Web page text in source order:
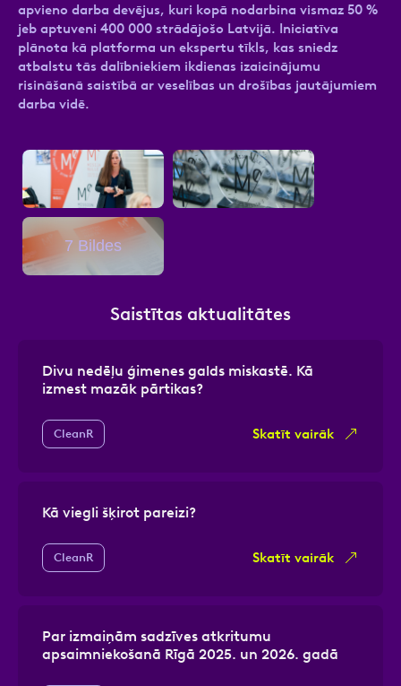
apvieno darba devējus, kuri kopā nodarbina vismaz 50 %
jeb aptuveni 400 000 strādājošo Latvijā. Iniciatīva
plānota kā platforma un ekspertu tīkls, kas sniedz
atbalstu tās dalībniekiem ikdienas izaicinājumu
risināšanā saistībā ar veselības un drošības jautājumiem
darba vidē.
7 Bildes
Saistītas aktualitātes
Divu nedēļu ģimenes galds miskastē. Kā
izmest mazāk pārtikas?
CleanR Skatīt vairāk
Kā viegli šķirot pareizi?
CleanR Skatīt vairāk
Par izmaiņām sadzīves atkritumu
apsaimniekošanā Rīgā 2025. un 2026. gadā